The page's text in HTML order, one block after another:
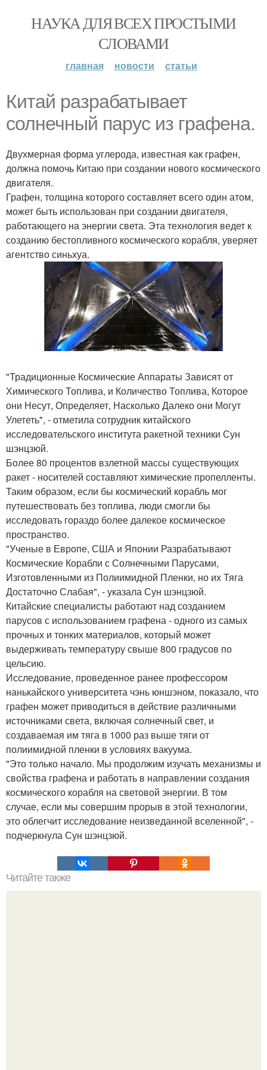
НАУКА ДЛЯ ВСЕХ ПРОСТЫМИ
СЛОВАМИ
главная новости статьи
Китай разрабатывает
солнечный парус из графена.
Двухмерная форма углерода, известная как графен,
должна помочь Китаю при создании нового космического
двигателя.
Графен, толщина которого составляет всего один атом,
может быть использован при создании двигателя,
работающего на энергии света. Эта технология ведет к
созданию бестопливного космического корабля, уверяет
агентство синьхуа.
"Традиционные Космические Аппараты Зависят от
Химического Топлива, и Количество Топлива, Которое
они Несут, Определяет, Насколько Далеко они Могут
Улететь", - отметила сотрудник китайского
исследовательского института ракетной техники Сун
шэнцзюй.
Более 80 процентов взлетной массы существующих
ракет - носителей составляют химические пропелленты.
Таким образом, если бы космический корабль мог
путешествовать без топлива, люди смогли бы
исследовать гораздо более далекое космическое
пространство.
"Ученые в Европе, США и Японии Разрабатывают
Космические Корабли с Солнечными Парусами,
Изготовленными из Полиимидной Пленки, но их Тяга
Достаточно Слабая", - указала Сун шэнцзюй.
Китайские специалисты работают над созданием
парусов с использованием графена - одного из самых
прочных и тонких материалов, который может
выдерживать температуру свыше 800 градусов по
цельсию.
Исследование, проведенное ранее профессором
нанькайского университета чэнь юншэном, показало, что
графен может приводиться в действие различными
источниками света, включая солнечный свет, и
создаваемая им тяга в 1000 раз выше тяги от
полиимидной пленки в условиях вакуума.
"Это только начало. Мы продолжим изучать механизмы и
свойства графена и работать в направлении создания
космического корабля на световой энергии. В том
случае, если мы совершим прорыв в этой технологии,
это облегчит исследование неизведанной вселенной", -
подчеркнула Сун шэнцзюй.
Читайте также